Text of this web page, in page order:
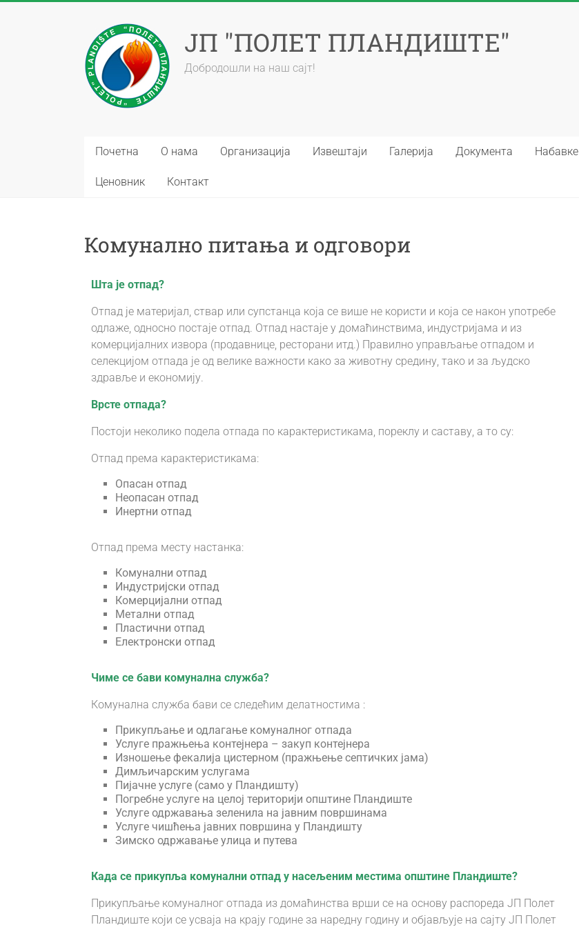
ЈП "ПОЛЕТ ПЛАНДИШТЕ"
Добродошли на наш сајт!
Почетна О нама Организација Извештаји Галерија Документа Набавке
Ценовник Контакт
Комунално питања и одговори
Шта је отпад?
Отпад је материјал, ствар или супстанца која се више не користи и која се након употребе
одлаже, односно постаје отпад. Отпад настаје у домаћинствима, индустријама и из
комерцијалних извора (продавнице, ресторани итд.) Правилно управљање отпадом и
селекцијом отпада је од велике важности како за животну средину, тако и за људско
здравље и економију.
Врсте отпада?
Постоји неколико подела отпада по карактеристикама, пореклу и саставу, а то су:
Отпад према карактеристикама:
Опасан отпад
Неопасан отпад
Инертни отпад
Отпад према месту настанка:
Комунални отпад
Индустријски отпад
Комерцијални отпад
Метални отпад
Пластични отпад
Електронски отпад
Чиме се бави комунална служба?
Комунална служба бави се следећим делатностима :
Прикупљање и одлагање комуналног отпада
Услуге пражњења контејнера – закуп контејнера
Изношење фекалија цистерном (пражњење септичких јама)
Димљичарским услугама
Пијачне услуге (само у Пландишту)
Погребне услуге на целој територији општине Пландиште
Услуге одржавања зеленила на јавним површинама
Услуге чишћења јавних површина у Пландишту
Зимско одржавање улица и путева
Када се прикупља комунални отпад у насељеним местима општине Пландиште?
Прикупљање комуналног отпада из домаћинства врши се на основу распореда ЈП Полет
Пландиште који се усваја на крају године за наредну годину и објављује на сајту ЈП Полет